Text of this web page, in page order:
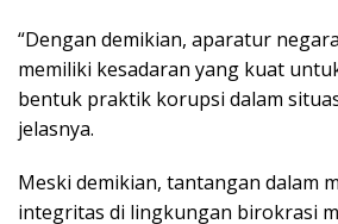
“Dengan demikian, aparatur
memiliki kesadaran yang kuat
bentuk praktik korupsi dalam
jelasnya.
Meski demikian, tantangan dalam
integritas di lingkungan birokrasi